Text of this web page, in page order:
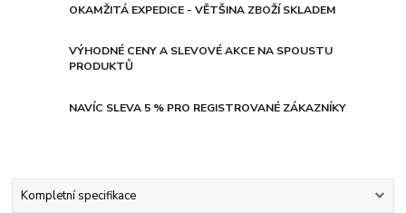
OKAMŽITÁ EXPEDICE - VĚTŠINA ZBOŽÍ SKLADEM
VÝHODNÉ CENY A SLEVOVÉ AKCE NA SPOUSTU
PRODUKTŮ
NAVÍC SLEVA 5 % PRO REGISTROVANÉ ZÁKAZNÍKY
Kompletní specifikace